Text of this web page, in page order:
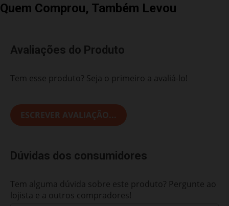
Quem Comprou, Também Levou
Avaliações do Produto
Tem esse produto? Seja o primeiro a avaliá-lo!
ESCREVER AVALIAÇÃO...
Dúvidas dos consumidores
Tem alguma dúvida sobre este produto? Pergunte ao
lojista e a outros compradores!